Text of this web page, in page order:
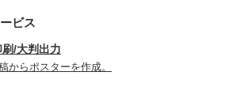
ビス
/大判出力
からポスターを作成。